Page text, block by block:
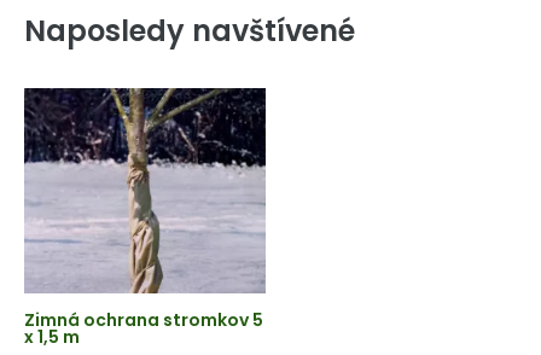
Naposledy navštívené
Zimná ochrana stromkov 5
x 1,5 m